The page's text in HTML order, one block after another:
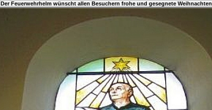
Der Feuerwehrhelm wünscht allen Besuchern frohe und gesegnete Weihnachten